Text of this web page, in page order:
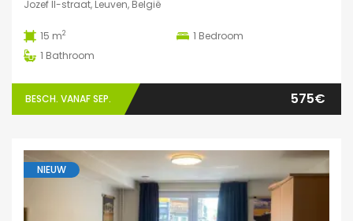
Jozef II-straat, Leuven, België
15 m2 1 Bedroom
1 Bathroom
BESCH. VANAF SEP. 575€
NIEUW